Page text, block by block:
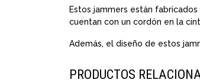
Estos jammers están
cuentan con un cordón en la
Además, el diseño de estos
PRODUCTOS